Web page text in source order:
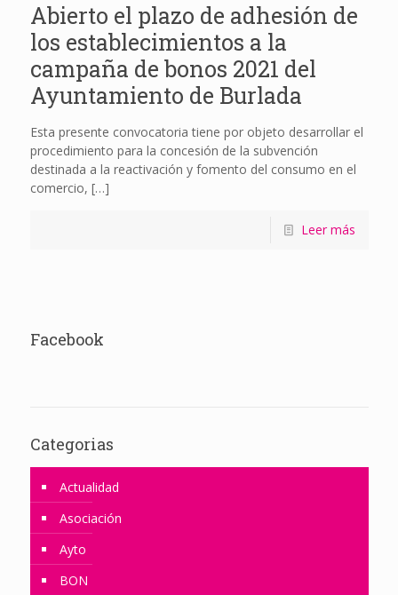
Abierto el plazo de adhesión de
los establecimientos a la
campaña de bonos 2021 del
Ayuntamiento de Burlada
Esta presente convocatoria tiene por objeto desarrollar el
procedimiento para la concesión de la subvención
destinada a la reactivación y fomento del consumo en el
comercio, […]
Leer más
Facebook
Categorias
Actualidad
Asociación
Ayto
BON